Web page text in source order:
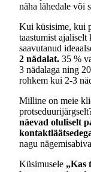
näha lähedale või
Kui küsisime, kui
taastumist
saavutanud
2 nädalat. 35 %
3 nädalaga ning
rohkem kui 2-3
Milline on meie
näevad oluliselt
nagu
Küsimusele „Kas